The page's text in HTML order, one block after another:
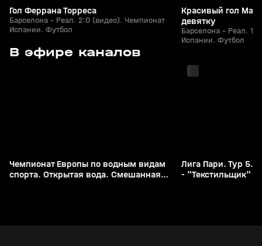
Гол Феррана Торреса
Барселона - Реал. 2:0 (видео). Чемпионат
Испании. Футбол
Красивый гол
девятку
Барселона - Реал.
Испании. Футбол
В эфире каналов
с 10:55
Чемпионат Европы по водным видам
спорта. Открытая вода. Смешанная
Лига Пари. Тур 5.
- "Текстильщик"